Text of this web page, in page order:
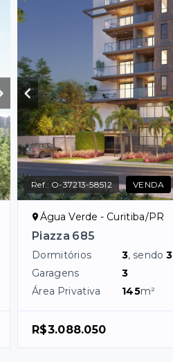
Ref.: O-37213-58512 VENDA
Água Verde - Curitiba/PR
Piazza 685
Dormitórios 3, sendo3
Garagens
3
Área Privativa
145m²
R$3.088.050